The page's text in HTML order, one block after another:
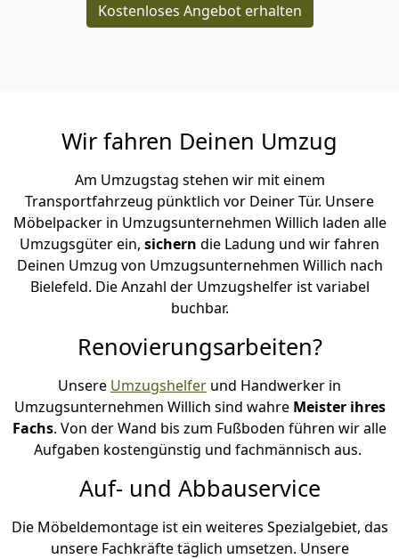
Kostenloses Angebot erhalten
Wir fahren Deinen Umzug
Am Umzugstag stehen wir mit einem
Transportfahrzeug pünktlich vor Deiner Tür. Unsere
Möbelpacker in Umzugsunternehmen Willich laden alle
Umzugsgüter ein, sichern die Ladung und wir fahren
Deinen Umzug von Umzugsunternehmen Willich nach
Bielefeld. Die Anzahl der Umzugshelfer ist variabel
buchbar.
Renovierungsarbeiten?
Unsere Umzugshelfer und Handwerker in
Umzugsunternehmen Willich sind wahre Meister ihres
Fachs. Von der Wand bis zum Fußboden führen wir alle
Aufgaben kostengünstig und fachmännisch aus.
Auf- und Abbauservice
Die Möbeldemontage ist ein weiteres Spezialgebiet, das
unsere Fachkräfte täglich umsetzen. Unsere